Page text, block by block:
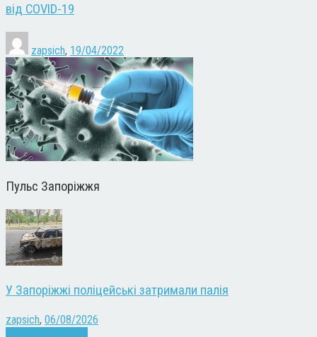
від COVID-19
zapsich, 19/04/2022
Пульс Запоріжжя
У Запоріжжі поліцейські затримали палія
zapsich, 06/08/2026